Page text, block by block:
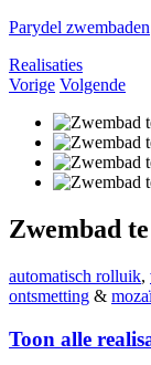
Parydel zwembaden
Realisaties
Vorige Volgende
Zwembad
automatisch rolluik,
ontsmetting &
Toon alle